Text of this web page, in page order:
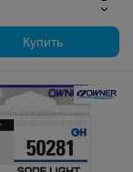
Купить